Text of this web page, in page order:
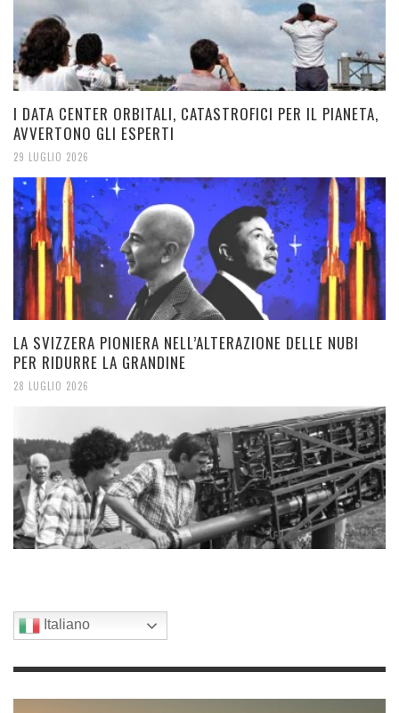
I DATA CENTER ORBITALI, CATASTROFICI PER IL PIANETA,
AVVERTONO GLI ESPERTI
29 LUGLIO 2026
LA SVIZZERA PIONIERA NELL’ALTERAZIONE DELLE NUBI
PER RIDURRE LA GRANDINE
28 LUGLIO 2026
Italiano